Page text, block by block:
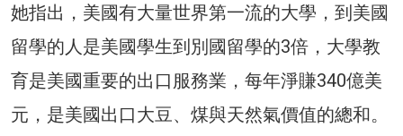
她指出，美國有大量世界第一流的大學，到美國
留學的人是美國學生到別國留學的3倍，大學教
育是美國重要的出口服務業，每年淨賺340億美
元，是美國出口大豆、煤與天然氣價值的總和。